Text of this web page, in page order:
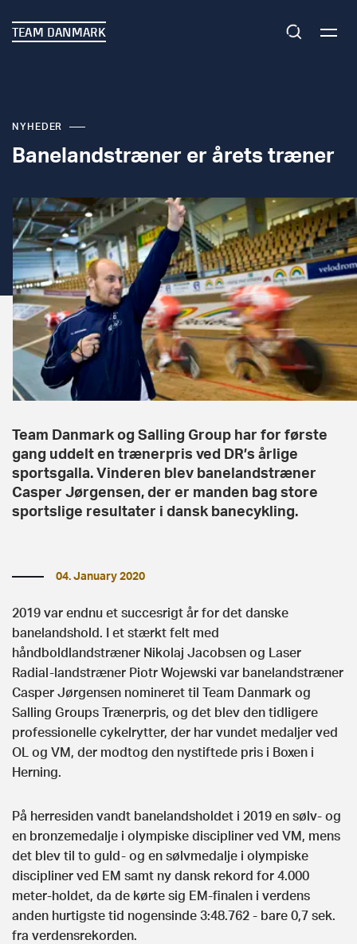
TEAM DANMARK
NYHEDER
Banelandstræner er årets træner
Team Danmark og Salling Group har for første
gang uddelt en trænerpris ved DR’s årlige
sportsgalla. Vinderen blev banelandstræner
Casper Jørgensen, der er manden bag store
sportslige resultater i dansk banecykling.
04. January 2020
2019 var endnu et succesrigt år for det danske
banelandshold. I et stærkt felt med
håndboldlandstræner Nikolaj Jacobsen og Laser
Radial-landstræner Piotr Wojewski var banelandstræner
Casper Jørgensen nomineret til Team Danmark og
Salling Groups Trænerpris, og det blev den tidligere
professionelle cykelrytter, der har vundet medaljer ved
OL og VM, der modtog den nystiftede pris i Boxen i
Herning.
På herresiden vandt banelandsholdet i 2019 en sølv- og
en bronzemedalje i olympiske discipliner ved VM, mens
det blev til to guld- og en sølvmedalje i olympiske
discipliner ved EM samt ny dansk rekord for 4.000
meter-holdet, da de kørte sig EM-finalen i verdens
anden hurtigste tid nogensinde 3:48.762 - bare 0,7 sek.
fra verdensrekorden.